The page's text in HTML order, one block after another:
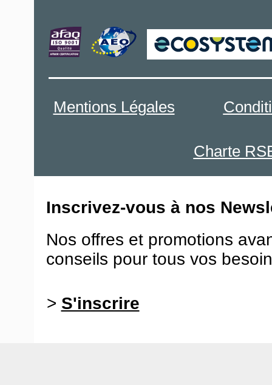
Mentions Légales
Charte
Inscrivez-vous à nos
Nos offres et promotions
conseils pour tous vos
> S'inscrire